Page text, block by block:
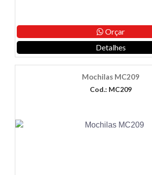
Orçar
Detalhes
Mochilas MC209
Cod.: MC209